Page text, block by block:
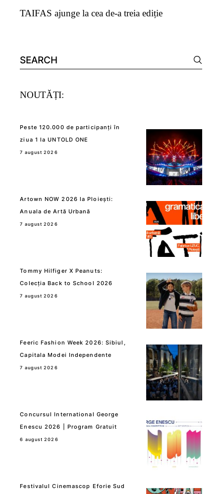
TAIFAS ajunge la cea de-a treia ediție
Search
for:
NOUTĂȚI:
Peste 120.000 de participanți în
ziua 1 la UNTOLD ONE
7 august 2026
Artown NOW 2026 la Ploiești:
Anuala de Artă Urbană
7 august 2026
Tommy Hilfiger X Peanuts:
Colecția Back to School 2026
7 august 2026
Feeric Fashion Week 2026: Sibiul,
Capitala Modei Independente
7 august 2026
Concursul International George
Enescu 2026 | Program Gratuit
6 august 2026
Festivalul Cinemascop Eforie Sud